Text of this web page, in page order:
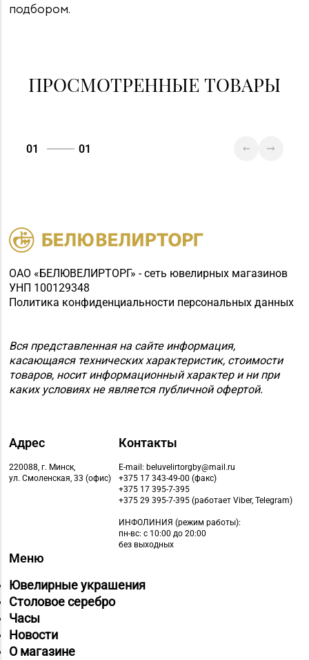
подбором.
ПРОСМОТРЕННЫЕ ТОВАРЫ
01 01
ОАО «БЕЛЮВЕЛИРТОРГ» - сеть ювелирных магазинов
УНП 100129348
Политика конфиденциальности персональных данных
Вся представленная на сайте информация,
касающаяся технических характеристик, стоимости
товаров, носит информационный характер и ни при
каких условиях не является публичной офертой.
Адрес
220088, г. Минск,
ул. Смоленская, 33 (офис)
Контакты
E-mail: beluvelirtorgby@mail.ru
+375 17 343-49-00 (факс)
+375 17 395-7-395
+375 29 395-7-395 (работает Viber, Telegram)
ИНФОЛИНИЯ (режим работы):
пн-вс: с 10:00 до 20:00
без выходных
Меню
Ювелирные украшения
Столовое серебро
Часы
Новости
О магазине